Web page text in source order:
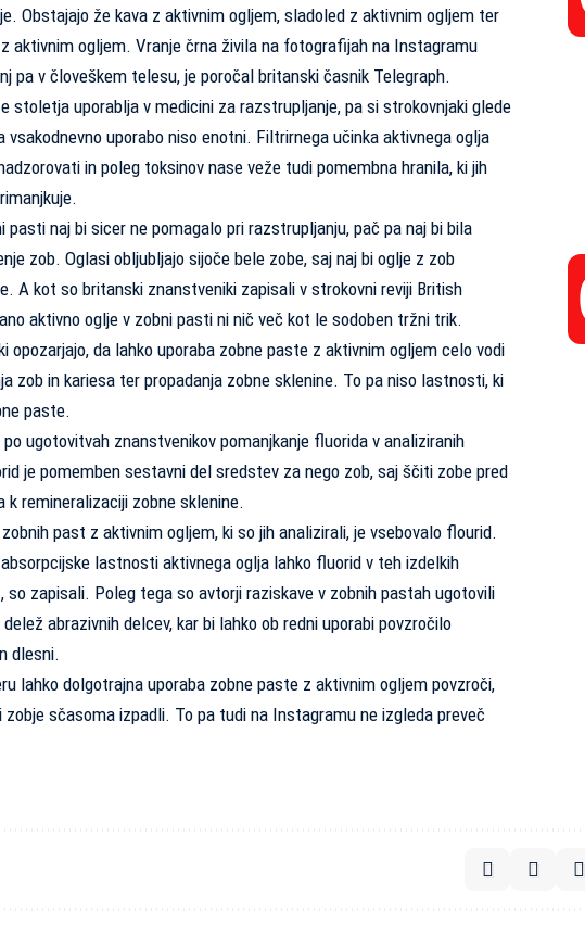
Obstajajo že kava z aktivnim ogljem, sladoled z aktivnim ogljem ter
aktivnim ogljem. Vranje črna živila na fotografijah na Instagramu
pa v človeškem telesu, je poročal britanski časnik Telegraph.
stoletja uporablja v medicini za razstrupljanje, pa si strokovnjaki glede
vsakodnevno uporabo niso enotni. Filtrirnega učinka aktivnega oglja
in poleg toksinov nase veže tudi pomembna hranila, ki jih
pasti naj bi sicer ne pomagalo pri razstrupljanju, pač pa naj bi bila
zob. Oglasi obljubljajo sijoče bele zobe, saj naj bi oglje z zob
A kot so britanski znanstveniki zapisali v strokovni reviji British
aktivno oglje v zobni pasti ni nič več kot le sodoben tržni trik.
opozarjajo, da lahko uporaba zobne paste z aktivnim ogljem celo vodi
zob in kariesa ter propadanja zobne sklenine. To pa niso lastnosti, ki
paste.
ugotovitvah znanstvenikov pomanjkanje fluorida v analiziranih
je pomemben sestavni del sredstev za nego zob, saj ščiti zobe pred
k remineralizaciji zobne sklenine.
past z aktivnim ogljem, ki so jih analizirali, je vsebovalo flourid.
lastnosti aktivnega oglja lahko fluorid v teh izdelkih
so zapisali. Poleg tega so avtorji raziskave v zobnih pastah ugotovili
abrazivnih delcev, kar bi lahko ob redni uporabi povzročilo
dlesni.
lahko dolgotrajna uporaba zobne paste z aktivnim ogljem povzroči,
zobje sčasoma izpadli. To pa tudi na Instagramu ne izgleda preveč